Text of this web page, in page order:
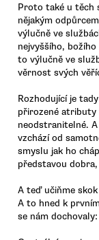
Proto také u těch
nějakým
výlučně ve
nejvyššího,
to výlučně ve
věrnost svých
Rozhodující je
přirozené atributy
neodstranitelné.
vzchází od
smyslu jak ho
představou
A teď učiňme
A to hned k
se nám